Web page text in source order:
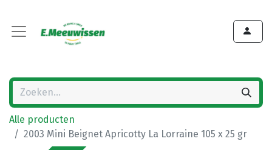
Alle producten
2003 Mini Beignet Apricotty La Lorraine 105 x 25 gr